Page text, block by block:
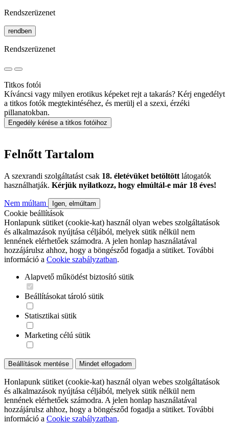
Rendszerüzenet
rendben
Rendszerüzenet
Titkos fotói
Kíváncsi vagy milyen erotikus képeket rejt a takarás? Kérj engedélyt
a titkos fotók megtekintéséhez, és merülj el a szexi, érzéki
pillanatokban.
Engedély kérése a titkos fotóihoz
Felnőtt Tartalom
A szexrandi szolgáltatást csak 18. életévüket betöltött látogatók
használhatják. Kérjük nyilatkozz, hogy elmúltál-e már 18 éves!
Nem múltam Igen, elmúltam
Cookie beállítások
Honlapunk sütiket (cookie-kat) használ olyan webes szolgáltatások
és alkalmazások nyújtása céljából, melyek sütik nélkül nem
lennének elérhetőek számodra. A jelen honlap használatával
hozzájárulsz ahhoz, hogy a böngésződ fogadja a sütiket. További
információ a Cookie szabályzatban.
Alapvető működést biztosító sütik
Beállításokat tároló sütik
Statisztikai sütik
Marketing célú sütik
Beállítások mentése Mindet elfogadom
Honlapunk sütiket (cookie-kat) használ olyan webes szolgáltatások
és alkalmazások nyújtása céljából, melyek sütik nélkül nem
lennének elérhetőek számodra. A jelen honlap használatával
hozzájárulsz ahhoz, hogy a böngésződ fogadja a sütiket. További
információ a Cookie szabályzatban.